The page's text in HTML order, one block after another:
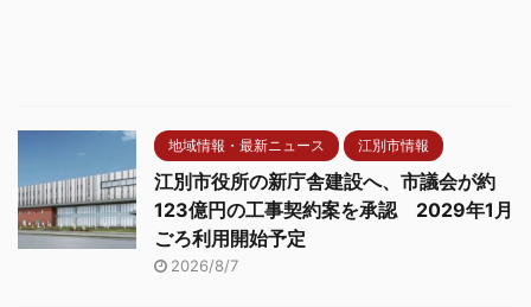
地域情報・最新ニュース 江別市情報
江別市役所の新庁舎建設へ、市議会が約
123億円の工事契約案を承認 2029年1月
ごろ利用開始予定
2026/8/7